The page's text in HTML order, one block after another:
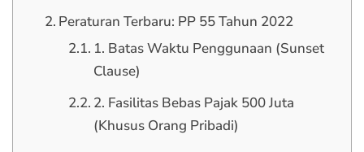
Peraturan Terbaru: PP 55 Tahun 2022
1. Batas Waktu Penggunaan (Sunset
Clause)
2. Fasilitas Bebas Pajak 500 Juta
(Khusus Orang Pribadi)